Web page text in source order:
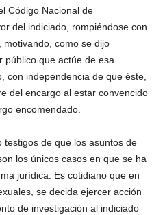
Código Nacional de
del indiciado, rompiéndose con
como se dijo
público que actúe de esa
con independencia de que éste,
del encargo al estar convencido
encomendado.
de que los asuntos de
los únicos casos en que se ha
jurídica. Es cotidiano que en
se decida ejercer acción
de investigación al indiciado